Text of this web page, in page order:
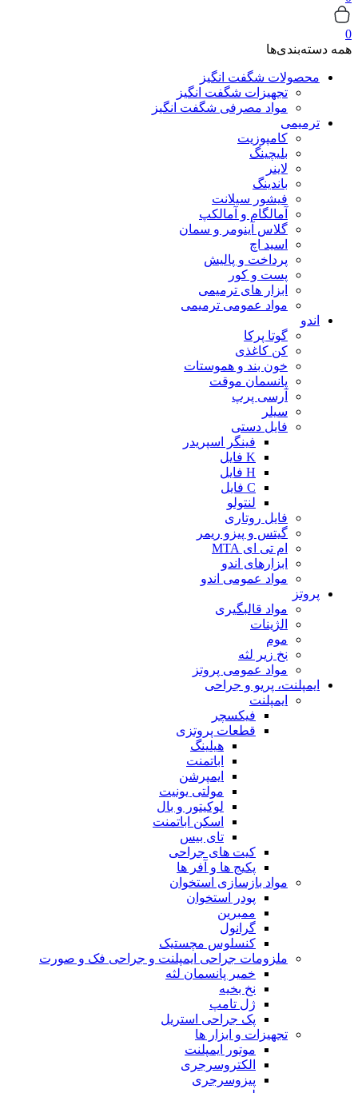
0
همه دسته‌بندی‌ها
محصولات شگفت انگیز
تجهیزات شگفت انگیز
مواد مصرفی شگفت انگیز
ترمیمی
کامپوزیت
بلیچینگ
لاینر
باندینگ
فیشور سیلانت
آمالگام و آمالکپ
گلاس آینومر و سمان
اسید اچ
پرداخت و پالیش
پست و کور
ابزار های ترمیمی
مواد عمومی ترمیمی
اندو
گوتا پرکا
کن کاغذی
خون بند و هموستات
پانسمان موقت
آرسی پرپ
سیلر
فایل دستی
فینگر اسپریدر
K فایل
H فایل
C فایل
لنتولو
فایل روتاری
گیتس و پیزو ریمر
ام تی ای MTA
ابزارهای اندو
مواد عمومی اندو
پروتز
مواد قالبگیری
الژینات
موم
نخ زیر لثه
مواد عمومی پروتز
ایمپلنت، پریو و جراحی
ایمپلنت
فیکسچر
قطعات پروتزی
هیلینگ
اباتمنت
ایمپرشن
مولتی یونیت
لوکیتور و بال
اسکن اباتمنت
تای بیس
کیت های جراحی
پکیج ها و آفر ها
مواد بازسازی استخوان
پودر استخوان
ممبرین
گرانول
کنسلوس مچستیک
ملزومات جراحی ایمپلنت و جراحی فک و صورت
خمیر پانسمان لثه
نخ بخیه
ژل تامپ
پک جراحی استریل
تجهیزات و ابزار ها
موتور ایمپلنت
الکتروسرجری
پیزوسرجری